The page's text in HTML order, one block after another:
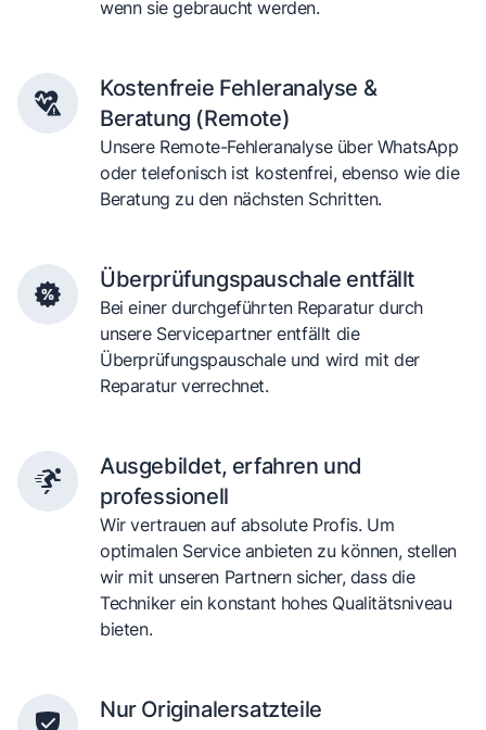
wenn sie gebraucht werden.
Kostenfreie Fehleranalyse &
Beratung (Remote)
Unsere Remote-Fehleranalyse über WhatsApp
oder telefonisch ist kostenfrei, ebenso wie die
Beratung zu den nächsten Schritten.
Überprüfungspauschale entfällt
Bei einer durchgeführten Reparatur durch
unsere Servicepartner entfällt die
Überprüfungspauschale und wird mit der
Reparatur verrechnet.
Ausgebildet, erfahren und
professionell
Wir vertrauen auf absolute Profis. Um
optimalen Service anbieten zu können, stellen
wir mit unseren Partnern sicher, dass die
Techniker ein konstant hohes Qualitätsniveau
bieten.
Nur Originalersatzteile